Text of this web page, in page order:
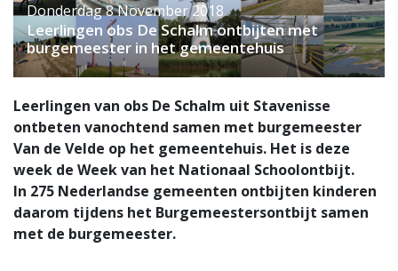
Donderdag 8 November 2018
Leerlingen obs De Schalm ontbijten met
burgemeester in het gemeentehuis
Leerlingen van obs De Schalm uit Stavenisse
ontbeten vanochtend samen met burgemeester
Van de Velde op het gemeentehuis. Het is deze
week de Week van het Nationaal Schoolontbijt.
In 275 Nederlandse gemeenten ontbijten kinderen
daarom tijdens het Burgemeestersontbijt samen
met de burgemeester.